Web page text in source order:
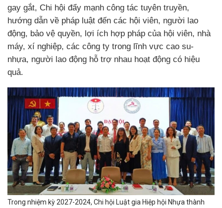
gay gắt, Chi hội đẩy mạnh công tác tuyên truyền,
hướng dẫn về pháp luật đến các hội viên, người lao
động, bảo vệ quyền, lợi ích hợp pháp của hội viên, nhà
máy, xí nghiệp, các công ty trong lĩnh vực cao su-
nhựa, người lao động hỗ trợ nhau hoạt động có hiệu
quả.
Trong nhiệm kỳ 2027-2024, Chi hội Luật gia Hiệp hội Nhựa thành